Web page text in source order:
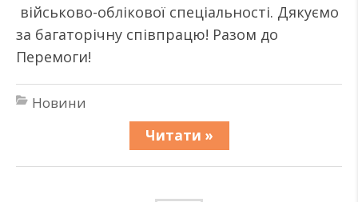
військово-облікової спеціальності. Дякуємо
за багаторічну співпрацю! Разом до
Перемоги!
Новини
Читати »